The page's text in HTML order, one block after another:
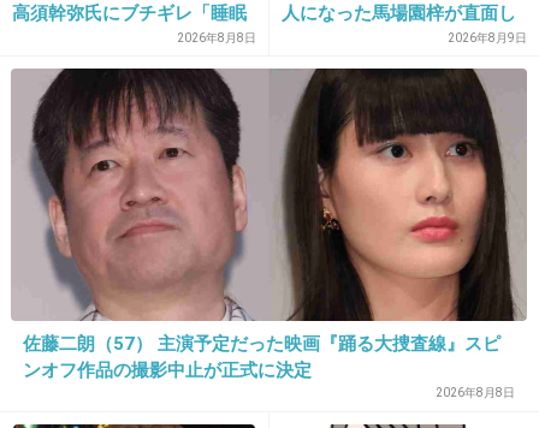
+60 -8
35. 匿名 2026/07/08(水) 20:45:13
たまにこの人変な人形みたいな踊りするけど意
味あるの？
+19
36. 匿名2026/07/08(水) 20:45:28
将来の和平交渉無理じゃんw
高須幹弥氏にブチギレ「睡眠
不足の人＝キレやすい」SNS
で物議
2026年8月8日
人になった馬場園梓が直面し
た現実、そして携える芸人と
しての矜持
2026年8月9日
佐藤二朗（57） 主演予定だった映画『踊る大捜査線』スピ
ンオフ作品の撮影中止が正式に決定
2026年8月8日